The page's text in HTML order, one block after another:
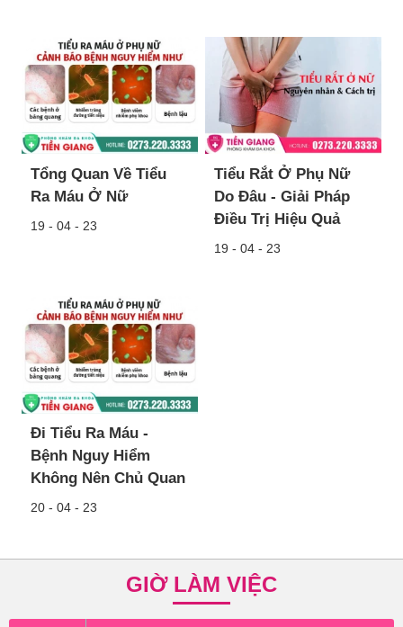
Tổng Quan Về Tiểu
Ra Máu Ở Nữ
19 - 04 - 23
Tiểu Rắt Ở Phụ Nữ
Do Đâu - Giải Pháp
Điều Trị Hiệu Quả
19 - 04 - 23
Đi Tiểu Ra Máu -
Bệnh Nguy Hiểm
Không Nên Chủ Quan
20 - 04 - 23
GIỜ LÀM VIỆC